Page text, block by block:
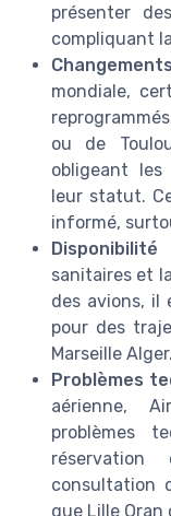
présenter
compliquant
mondiale,
ou de
obligeant les
leur statut.
informé,
sanitaires et
des avions, il
pour des
Marseille Alger.
Problèmes
aérienne,
problèmes
consultation
que Lille Oran